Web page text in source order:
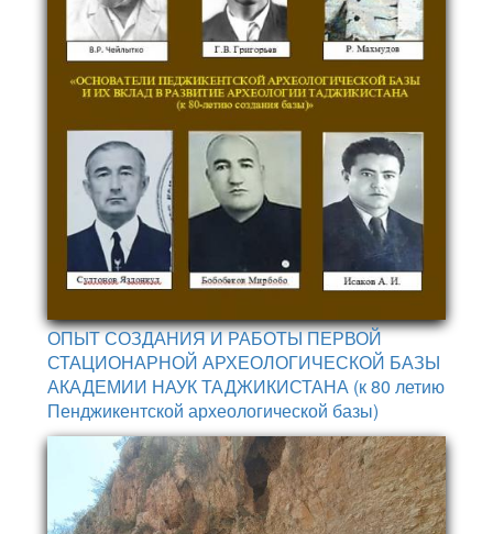
ОПЫТ СОЗДАНИЯ И РАБОТЫ ПЕРВОЙ
СТАЦИОНАРНОЙ АРХЕОЛОГИЧЕСКОЙ БАЗЫ
АКАДЕМИИ НАУК ТАДЖИКИСТАНА (к 80 летию
Пенджикентской археологической базы)